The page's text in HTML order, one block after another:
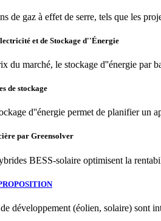
de gaz à effet de serre, tels que les
et de Stockage d''Énergie
du marché, le stockage d''énergie
de stockage
d''énergie permet de planifier un
par Greensolver
BESS-solaire optimisent la
développement (éolien, solaire) sont